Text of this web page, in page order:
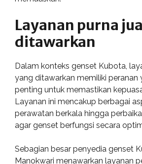
Layanan purna
ditawarkan
Dalam konteks genset Kubota,
yang ditawarkan memiliki peranan
penting untuk memastikan
Layanan ini mencakup berbagai
perawatan berkala hingga
agar genset berfungsi secara
Sebagian besar penyedia genset
Manokwari menawarkan layanan